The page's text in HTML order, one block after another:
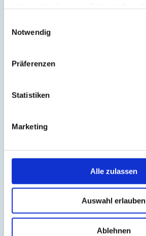
Notwendig
Präferenzen
Statistiken
Marketing
Alle zulassen
Auswahl erlauben
Ablehnen
Bodyshame
Chinesisches Horoskop
Containment
Denken
Disziplin
Dosha(1)
Dunkle Jahreszeit(11)
Ego(1)
Einsamkeit(3)
Energiebewusstsein(2)
Energiekörper(2)